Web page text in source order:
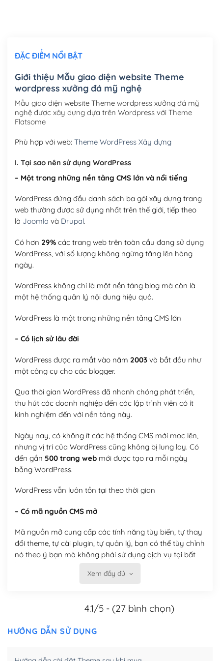
Mua thêm Host + Tên miền
Tên miền quốc tế .com .net .org (1 năm)
Tên miền Việt Nam .vn (1 năm)(+550,000₫)
Hosting 2GB SSD (1 năm) (+450,000₫)
Hosting 5GB SSD (1 năm) (+650,000₫)
Hosting 8GB SSD (1 năm) (+950,000₫)
ĐẶC ĐIỂM NỔI BẬT
Giới thiệu Mẫu giao diện website Theme
wordpress xưởng đá mỹ nghệ
Mẫu giao diện website Theme wordpress xưởng đá mỹ
nghệ được xây dựng dựa trên Wordpress với Theme
Flatsome
Phù hợp với web: Theme WordPress Xây dựng
I. Tại sao nên sử dụng WordPress
– Một trong những nền tảng CMS lớn và nổi tiếng
WordPress đứng đầu danh sách ba gói xây dựng trang
web thường được sử dụng nhất trên thế giới, tiếp theo
là Joomla và Drupal.
Có hơn 29%các trang web trên toàn cầu đang sử dụng
WordPress, với số lượng không ngừng tăng lên hàng
ngày.
WordPress không chỉ là một nền tảng blog mà còn là
một hệ thống quản lý nội dung hiệu quả.
WordPress là một trong những nền tảng CMS lớn
– Có lịch sử lâu đời
WordPress được ra mắt vào năm 2003và bắt đầu như
một công cụ cho các blogger.
Qua thời gian WordPress đã nhanh chóng phát triển,
thu hút các doanh nghiệp đến các lập trình viên có ít
kinh nghiệm đến với nền tảng này.
Ngày nay, có không ít các hệ thống CMS mới mọc lên,
nhưng vị trí của WordPress cũng không bị lung lay. Có
đến gần 500 trang webmới được tạo ra mỗi ngày
bằng WordPress.
WordPress vẫn luôn tồn tại theo thời gian
– Có mã nguồn CMS mở
Mã nguồn mở cung cấp các tính năng tùy biến, tự thay
đổi theme, tự cài plugin, tự quản lý, bạn có thể tùy chỉnh
nó theo ý bạn mà không phải sử dụng dịch vụ tại bất
Xem đầy đủ
4.1/5 - (27 bình chọn)
HƯỚNG DẪN SỬ DỤNG